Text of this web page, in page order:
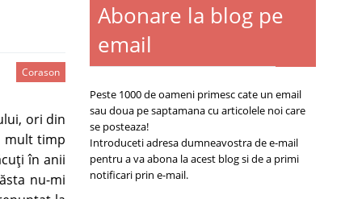
Corason
ori din
mult timp
în anii
nu-mi
Abonare la blog pe
email
Peste 1000 de oameni primesc cate un email
sau doua pe saptamana cu articolele noi care
se posteaza!
Introduceti adresa dumneavostra de e-mail
pentru a va abona la acest blog si de a primi
notificari prin e-mail.